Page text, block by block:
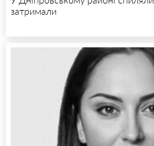
затримали